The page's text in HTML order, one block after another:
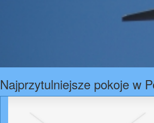
Najprzytulniejsze pokoje w